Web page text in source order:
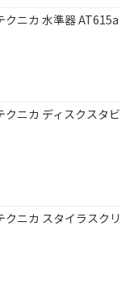
ニカ 水準器 AT615a
ニカ ディスクスタビ
ニカ スタイラスクリ